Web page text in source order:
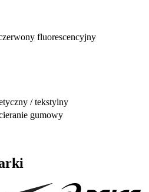
fluorescencyjny
/ tekstylny
gumowy